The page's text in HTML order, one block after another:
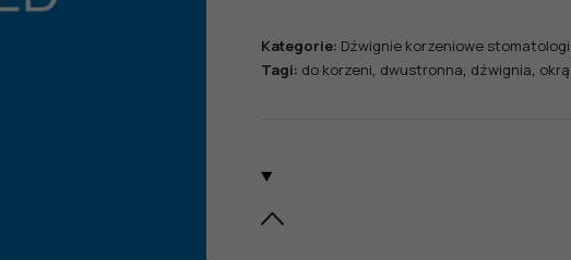
ZA
M.
Kategorie: Dźwignie korzeniowe
Tagi: do korzeni, dwustronna, dźwignia,